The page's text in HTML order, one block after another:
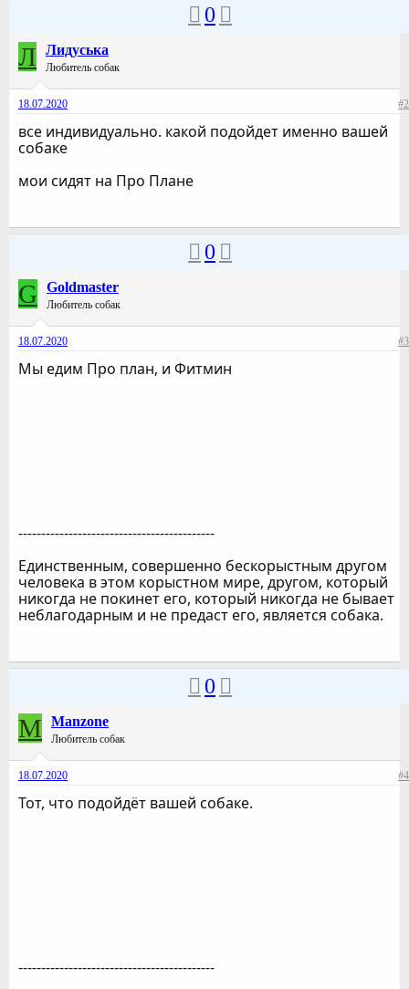
0
Л Лидуська
Любитель собак
18.07.2020 #2
все индивидуально. какой подойдет именно вашей
собаке
мои сидят на Про Плане
0
G Goldmaster
Любитель собак
18.07.2020 #3
Мы едим Про план, и Фитмин
-------------------------------------------
Единственным, совершенно бескорыстным другом
человека в этом корыстном мире, другом, который
никогда не покинет его, который никогда не бывает
неблагодарным и не предаст его, является собака.
0
M Manzone
Любитель собак
18.07.2020 #4
Тот, что подойдёт вашей собаке.
-------------------------------------------